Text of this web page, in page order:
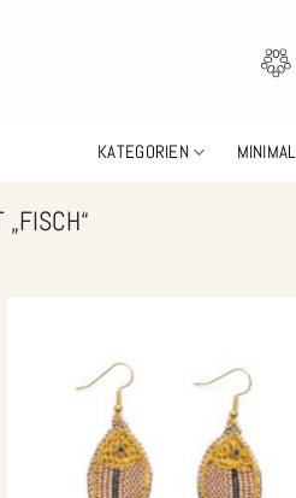
KATEGORIEN MINIMAL
„FISCH“